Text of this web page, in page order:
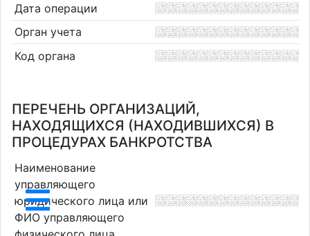
Дата операции
Орган учета
Код органа
ПЕРЕЧЕНЬ ОРГАНИЗАЦИЙ,
НАХОДЯЩИХСЯ (НАХОДИВШИХСЯ) В
ПРОЦЕДУРАХ БАНКРОТСТВА
Наименование
управляющего
юридического лица или
ФИО управляющего